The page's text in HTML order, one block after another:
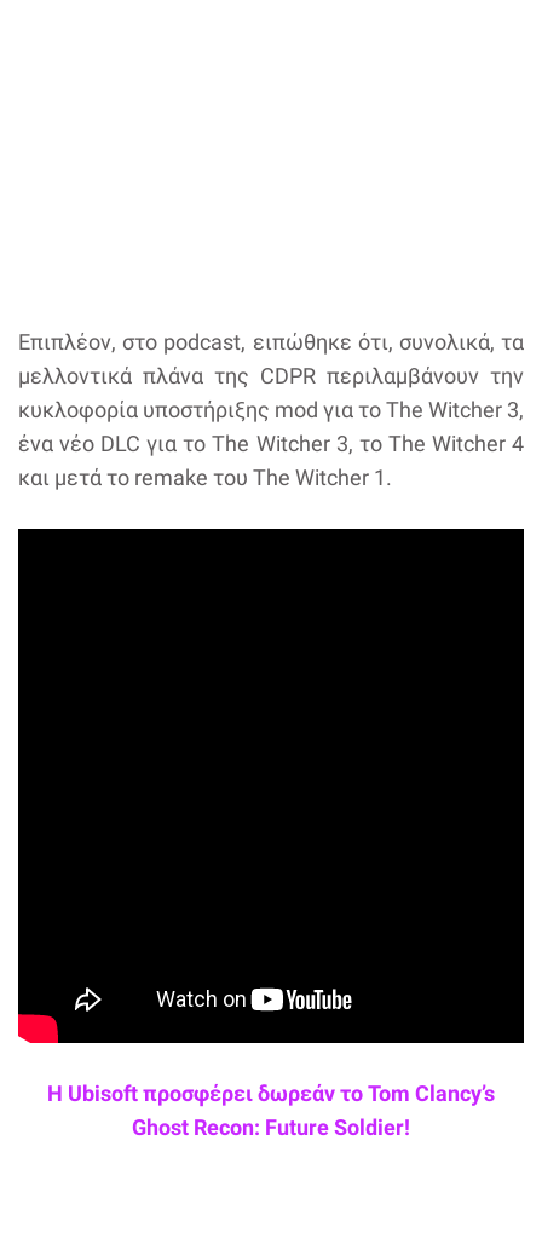
Επιπλέον, στο podcast, ειπώθηκε ότι, συνολικά, τα
μελλοντικά πλάνα της CDPR περιλαμβάνουν την
κυκλοφορία υποστήριξης mod για το The Witcher 3,
ένα νέο DLC για το The Witcher 3, το The Witcher 4
και μετά το remake του The Witcher 1.
Η Ubisoft προσφέρει δωρεάν το Tom Clancy’s
Ghost Recon: Future Soldier!